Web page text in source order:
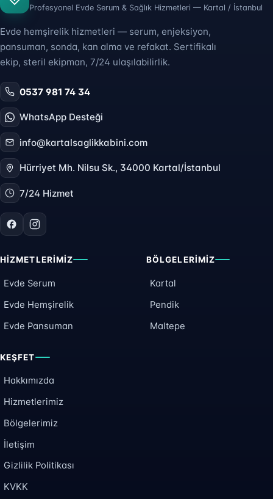
Profesyonel Evde Serum & Sağlık Hizmetleri — Kartal / İstanbul
Evde hemşirelik hizmetleri — serum, enjeksiyon,
pansuman, sonda, kan alma ve refakat. Sertifikalı
ekip, steril ekipman, 7/24 ulaşılabilirlik.
0537 981 74 34
WhatsApp Desteği
info@kartalsaglikkabini.com
Hürriyet Mh. Nilsu Sk., 34000 Kartal/İstanbul
7/24 Hizmet
HIZMETLERIMIZ
Evde Serum
Evde Hemşirelik
Evde Pansuman
BÖLGELERIMIZ
Kartal
Pendik
Maltepe
KEŞFET
Hakkımızda
Hizmetlerimiz
Bölgelerimiz
İletişim
Gizlilik Politikası
KVKK